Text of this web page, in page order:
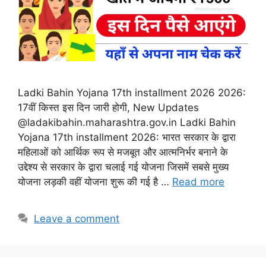
Ladki Bahin Yojana 17th installment 2026 2026:
17वीं किस्त इस दिन जारी होगी, New Updates
@ladakibahin.maharashtra.gov.in Ladki Bahin
Yojana 17th installment 2026: भारत सरकार के द्वारा
महिलाओं को आर्थिक रूप से मजबूत और आत्मनिर्भर बनाने के
उद्देश्य से सरकार के द्वारा चलाई गई योजना जिसमें सबसे मुख्य
योजना लड़की वहीं योजना शुरू की गई है … Read more
Leave a comment